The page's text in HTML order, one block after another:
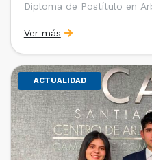
Diploma de Postítulo en
Derecho Internacional de
Universidad de Chile y […]
Ver más
ACTUALIDAD